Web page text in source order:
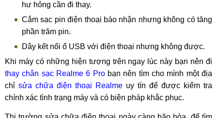
hư hỏng cần đi thay.
Cắm sạc pin điện thoại báo nhận nhưng không có tăng
phần trăm pin.
Dây kết nối ổ USB với điện thoại nhưng không được.
Khi máy có những hiện tượng trên ngay lúc này bạn nên đi
thay chân sạc Realme 6 Probạn nên tìm cho mình một địa
chỉ sửa chữa điện thoại Realme uy tín để được kiểm tra
chính xác tình trạng máy và có biện pháp khắc phục.